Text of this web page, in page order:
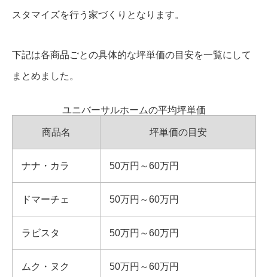
スタマイズを行う家づくりとなります。
下記は各商品ごとの具体的な坪単価の目安を一覧にして
まとめました。
ユニバーサルホームの平均坪単価
商品名 坪単価の目安
ナナ・カラ 50万円～60万円
ドマーチェ 50万円～60万円
ラビスタ 50万円～60万円
ムク・ヌク 50万円～60万円